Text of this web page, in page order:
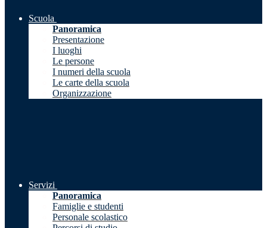
Scuola
Panoramica
Presentazione
I luoghi
Le persone
I numeri della scuola
Le carte della scuola
Organizzazione
Servizi
Panoramica
Famiglie e studenti
Personale scolastico